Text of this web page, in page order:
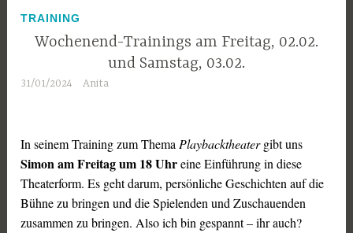
TRAINING
Wochenend-Trainings am Freitag, 02.02.
und Samstag, 03.02.
31/01/2024 Anita
In seinem Training zum ThemaPlaybacktheatergibt uns
Simon am Freitag um 18 Uhreine Einführung in diese
Theaterform. Es geht darum, persönliche Geschichten auf die
Bühne zu bringen und die Spielenden und Zuschauenden
zusammen zu bringen. Also ich bin gespannt – ihr auch?